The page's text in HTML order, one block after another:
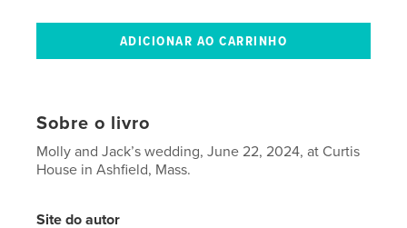
Sobre o livro
Molly and Jack’s wedding, June 22, 2024, at Curtis
House in Ashfield, Mass.
Site do autor